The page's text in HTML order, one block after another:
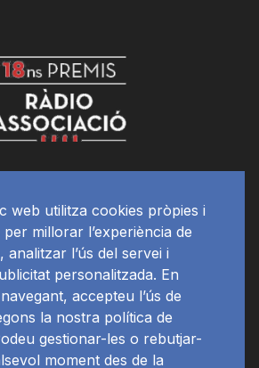
web utilitza cookies pròpies i
millorar l’experiència de
analitzar l’ús del servei i
personalitzada. En
accepteu l’ús de
la nostra política de
gestionar-les o rebutjar-
moment des de la